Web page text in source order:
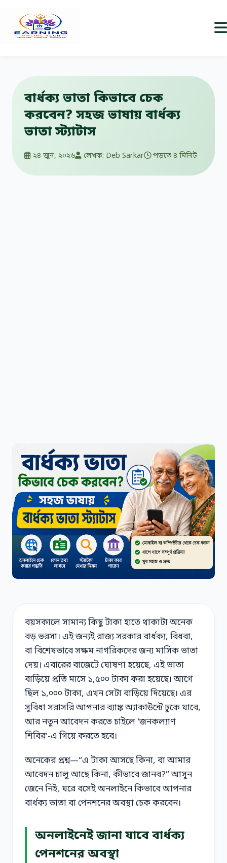
বার্ধক্য ভাতা কিভাবে চেক
করবেন? সহজ ভাষায় বার্ধক্য
ভাতা স্ট্যাটাস
২৪ জুন, ২০২৬ লেখক: Deb Sarkar পড়তে ৪ মিনিট
বয়সকালে সামান্য কিছু টাকা হাতে থাকাটা অনেক
বড় ভরসা। এই জন্যই রাজ্য সরকার বার্ধক্য, বিধবা,
বা বিশেষভাবে সক্ষম নাগরিকদের জন্য মাসিক ভাতা
দেয়। এবারের বাজেটে ঘোষণা হয়েছে, এই ভাতা
বাড়িয়ে প্রতি মাসে ১,৫০০ টাকা করা হয়েছে। আগে
ছিল ১,০০০ টাকা, এখন সেটা বাড়িয়ে দিয়েছে। এর
সুবিধা সরাসরি আপনার ব্যাঙ্ক অ্যাকাউন্টে ঢুকে যাবে,
আর নতুন আবেদন করতে চাইলে ‘জনকল্যাণ
শিবির’-এ গিয়ে করতে হবে।
অনেকের প্রশ্ন—“এ টাকা আসছে কিনা, বা আমার
আবেদন চালু আছে কিনা, কীভাবে জানব?” আসুন
জেনে নিই, ঘরে বসেই অনলাইনে কিভাবে আপনার
বার্ধক্য ভাতা বা পেনশনের অবস্থা চেক করবেন।
অনলাইনেই জানা যাবে বার্ধক্য
পেনশনের অবস্থা